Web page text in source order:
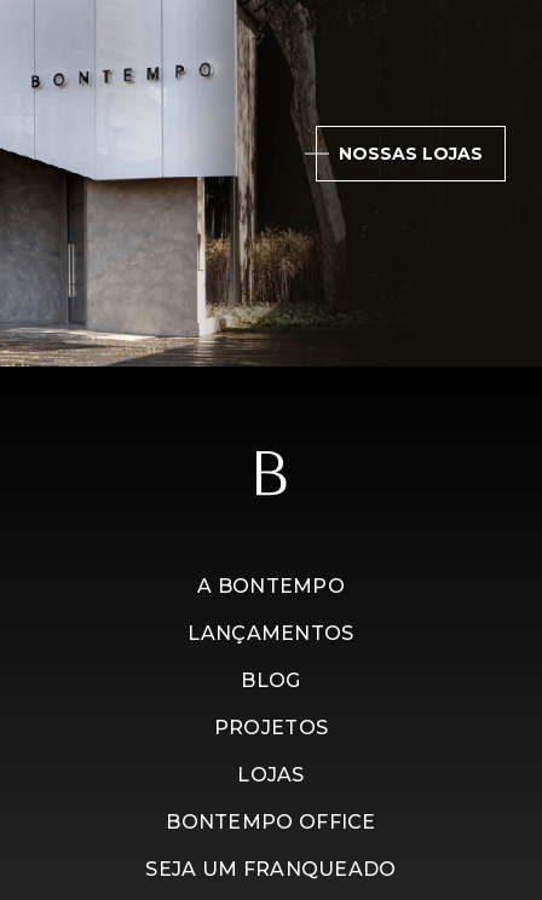
NOSSAS LOJAS
A BONTEMPO
LANÇAMENTOS
BLOG
PROJETOS
LOJAS
BONTEMPO OFFICE
SEJA UM FRANQUEADO